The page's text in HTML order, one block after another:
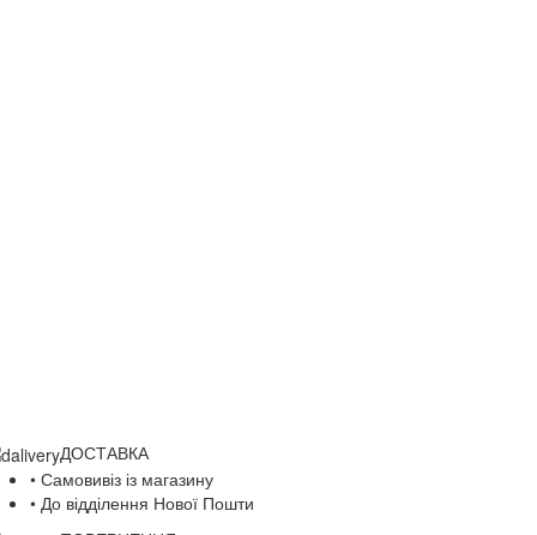
ДОСТАВКА
• Самовивіз із магазину
• До відділення Нової Пошти